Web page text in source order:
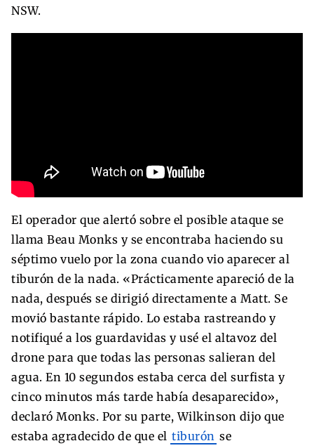
NSW.
El operador que alertó sobre el posible ataque se
llama Beau Monks y se encontraba haciendo su
séptimo vuelo por la zona cuando vio aparecer al
tiburón de la nada. «Prácticamente apareció de la
nada, después se dirigió directamente a Matt. Se
movió bastante rápido. Lo estaba rastreando y
notifiqué a los guardavidas y usé el altavoz del
drone para que todas las personas salieran del
agua. En 10 segundos estaba cerca del surfista y
cinco minutos más tarde había desaparecido»,
declaró Monks. Por su parte, Wilkinson dijo que
estaba agradecido de que el tiburón se